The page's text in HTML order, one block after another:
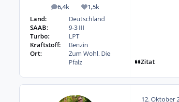
6,4k
Beiträge 1,5k
Reputation
Land:
Deutschland
SAAB:
9-3 III
Turbo:
LPT
Kraftstoff:
Benzin
Ort:
Zum Wohl. Die
Pfalz
Zitat
12. Oktober